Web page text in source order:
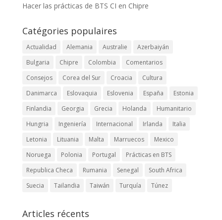
Hacer las prácticas de BTS CI en Chipre
Catégories populaires
Actualidad Alemania Australie
Azerbaiyán
Bulgaria
Chipre Colombia
Comentarios
Consejos
Corea del Sur Croacia
Cultura
Danimarca
Eslovaquia Eslovenia España
Estonia
Finlandia
Georgia Grecia Holanda
Humanitario
Hungria
Ingeniería Internacional Irlanda
Italia
Letonia
Lituania Malta Marruecos
Mexico
Noruega
Polonia Portugal
Prácticas en BTS
Republica Checa
Rumania Senegal
South Africa
Suecia
Tailandia Taiwán Turquía Túnez
Articles récents